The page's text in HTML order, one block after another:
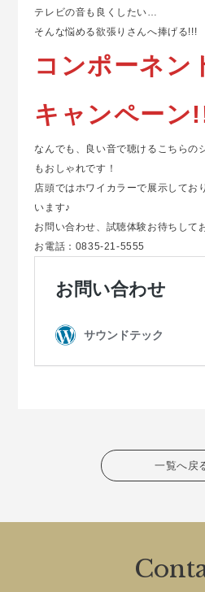
テレビの音も良くしたい…
そんな悩める欲張りさんへ捧げる!!!
コンポーネン
キャンペーン
なんでも、良い音で聴けるこちらの
もおしゃれです！
店頭ではホワイカラーで展示してお
います♪
お問い合わせ、試聴体験お待ちして
お電話：0835-21-5555
一覧へ戻